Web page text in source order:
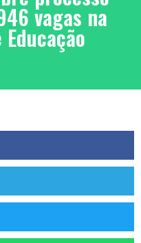
vagas na